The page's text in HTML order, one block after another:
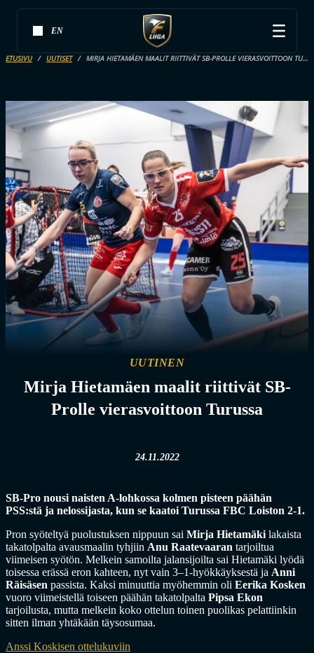
EN
ETUSIVU UUTISET MIRJA HIETAMÄEN MAALIT RIITTIVÄT SB-PROLLE VIERASVOITTOON TURUSSA
UUTINEN
Mirja Hietamäen maalit riittivät SB-
Prolle vierasvoittoon Turussa
24.11.2022
SB-Pro nousi naisten A-lohkossa kolmen pisteen päähän
PSS:stä ja nelossijasta, kun se kaatoi Turussa FBC Loiston 2-1.
Pron syöteltyä puolustuksen nippuun sai Mirja Hietamäki lakaista
takatolpalta avausmaalin tyhjiin Anu Raatevaaran tarjoiltua
viimeisen syötön. Melkein samoilta jalansijoilta sai Hietamäki lyödä
toisessa erässä eron kahteen, nyt vain 3–1-hyökkäyksestä ja Anni
Räisäsen passista. Kaksi minuuttia myöhemmin oli Eerika Kosken
vuoro viimeistellä toiseen päähän takatolpalta Pipsa Ekon
tarjoilusta, mutta melkein koko ottelun toinen puolikas pelattiinkin
sitten ilman yhtäkään täysosumaa.
Anssi Koskisen ottelukuviin